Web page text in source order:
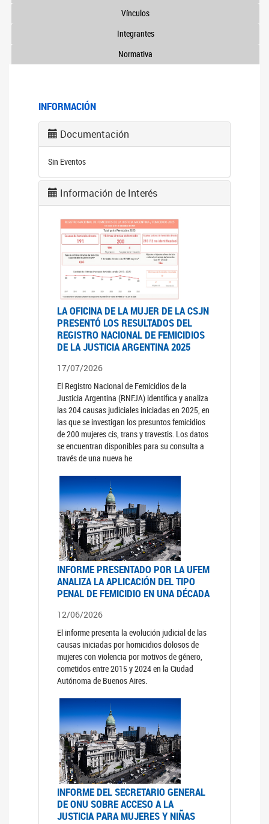
Vínculos
Integrantes
Normativa
INFORMACIÓN
Documentación
Sin Eventos
Información de Interés
LA OFICINA DE LA MUJER DE LA CSJN
PRESENTÓ LOS RESULTADOS DEL
REGISTRO NACIONAL DE FEMICIDIOS
DE LA JUSTICIA ARGENTINA 2025
17/07/2026
El Registro Nacional de Femicidios de la
Justicia Argentina (RNFJA) identifica y analiza
las 204 causas judiciales iniciadas en 2025, en
las que se investigan los presuntos femicidios
de 200 mujeres cis, trans y travestis. Los datos
se encuentran disponibles para su consulta a
través de una nueva he
INFORME PRESENTADO POR LA UFEM
ANALIZA LA APLICACIÓN DEL TIPO
PENAL DE FEMICIDIO EN UNA DÉCADA
12/06/2026
El informe presenta la evolución judicial de las
causas iniciadas por homicidios dolosos de
mujeres con violencia por motivos de género,
cometidos entre 2015 y 2024 en la Ciudad
Autónoma de Buenos Aires.
INFORME DEL SECRETARIO GENERAL
DE ONU SOBRE ACCESO A LA
JUSTICIA PARA MUJERES Y NIÑAS